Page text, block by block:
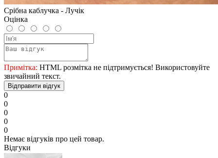
Срібна каблучка - Лучік
Оцінка
Примітка: HTML розмітка не підтримується! Використовуйте
звичайний текст.
Відправити відгук
0
0
0
0
0
Немає відгуків про цей товар.
Відгуки